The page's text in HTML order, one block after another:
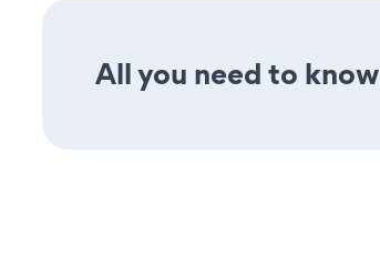
All you need to